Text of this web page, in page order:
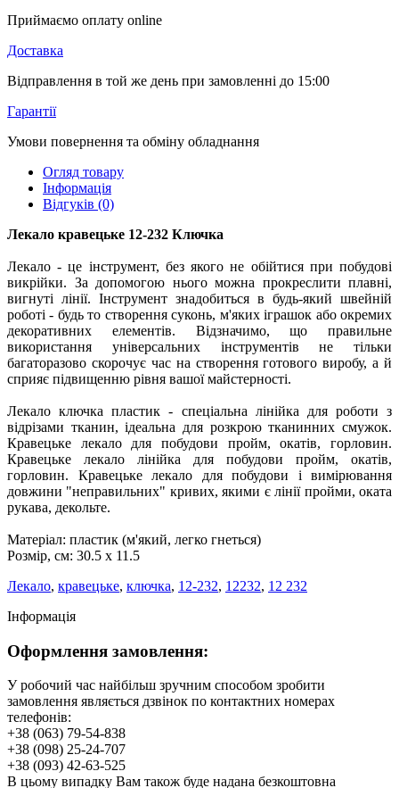
Приймаємо оплату online
Доставка
Відправлення в той же день при замовленні до 15:00
Гарантії
Умови повернення та обміну обладнання
Огляд товару
Інформація
Відгуків (0)
Лекало кравецьке 12-232 Ключка
Лекало - це інструмент, без якого не обійтися при побудові
викрійки. За допомогою нього можна прокреслити плавні,
вигнуті лінії. Інструмент знадобиться в будь-який швейній
роботі - будь то створення суконь, м'яких іграшок або окремих
декоративних елементів. Відзначимо, що правильне
використання універсальних інструментів не тільки
багаторазово скорочує час на створення готового виробу, а й
сприяє підвищенню рівня вашої майстерності.
Лекало ключка пластик - спеціальна лінійка для роботи з
відрізами тканин, ідеальна для розкрою тканинних смужок.
Кравецьке лекало для побудови пройм, окатів, горловин.
Кравецьке лекало лінійка для побудови пройм, окатів,
горловин. Кравецьке лекало для побудови і вимірювання
довжини "неправильних" кривих, якими є лінії пройми, оката
рукава, декольте.
Матеріал: пластик (м'який, легко гнеться)
Розмір, см: 30.5 х 11.5
Лекало, кравецьке, ключка, 12-232, 12232, 12 232
Інформація
Оформлення замовлення:
У робочий час найбільш зручним способом зробити
замовлення являється дзвінок по контактних номерах
телефонів:
+38 (063) 79-54-838
+38 (098) 25-24-707
+38 (093) 42-63-525
В цьому випадку Вам також буде надана безкоштовна